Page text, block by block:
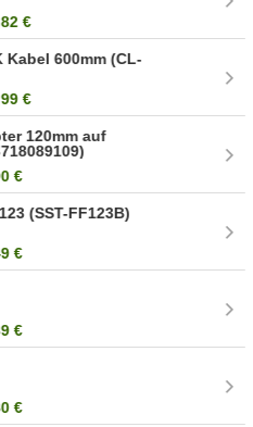
€
Kabel 600mm (CL-
€
120mm auf
€
(SST-FF123B)
€
€
€